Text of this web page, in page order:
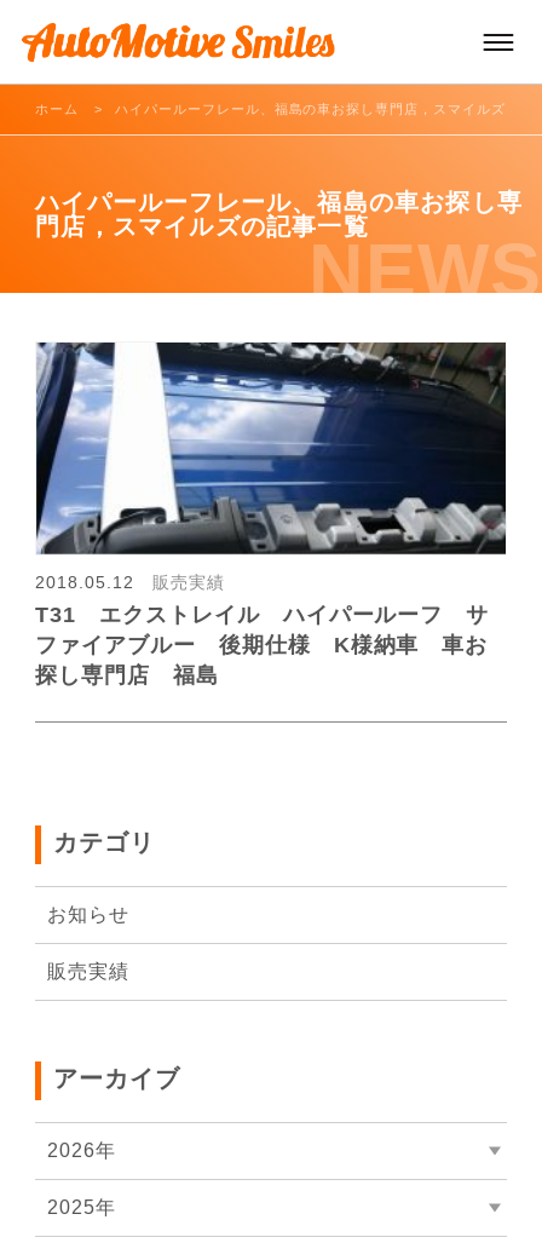
車両販売
車両サービス
お知らせ
会社概要
ホーム ハイパールーフレール、福島の車お探し専門店，スマイルズ
ハイパールーフレール、福島の車お探し専
門店，スマイルズの記事一覧
NEWS
2018.05.12 販売実績
T31 エクストレイル ハイパールーフ サ
ファイアブルー 後期仕様 K様納車 車お
探し専門店 福島
カテゴリ
お知らせ
販売実績
アーカイブ
2026年
2025年